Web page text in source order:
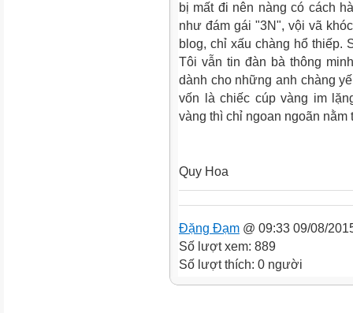
bị mất đi nên nàng có cách
như đám gái "3N", vội vã
blog, chỉ xấu chàng hổ thiếp.
Tôi vẫn tin đàn bà thông
dành cho những anh chàng
vốn là chiếc cúp vàng im
vàng thì chỉ ngoan ngoãn nằm
Quy Hoa
Đặng Đạm @ 09:33 09/08/
Số lượt xem: 889
Số lượt thích: 0 người